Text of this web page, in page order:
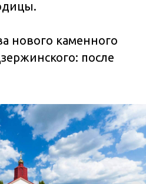
нового каменного
после